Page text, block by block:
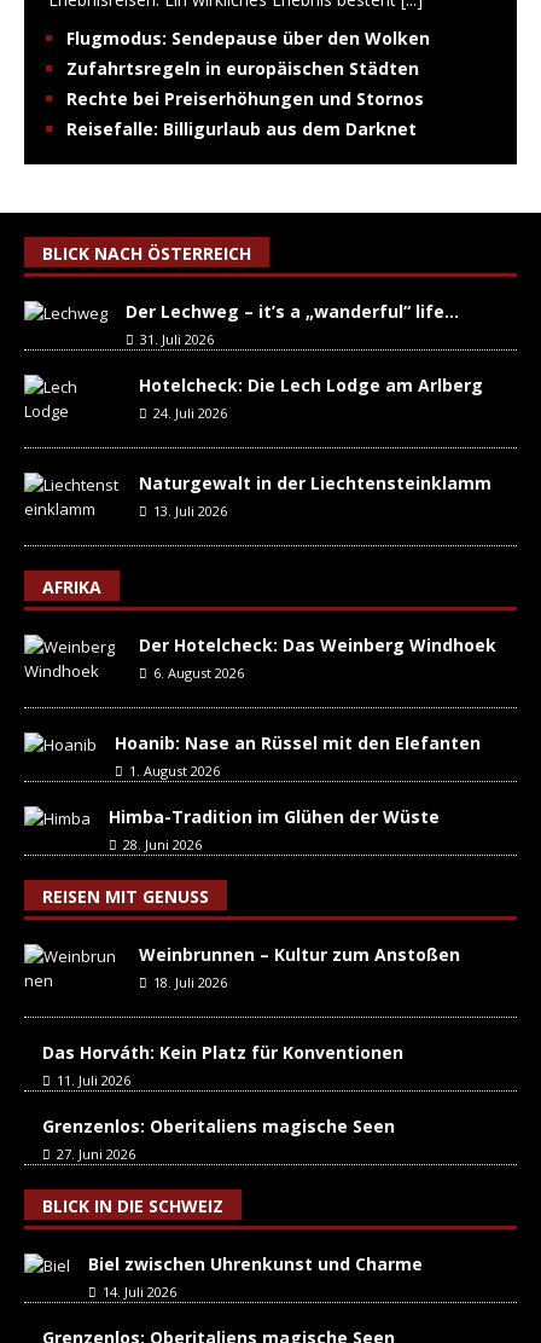
Flugmodus: Sendepause über den Wolken
Zufahrtsregeln in europäischen Städten
Rechte bei Preiserhöhungen und Stornos
Reisefalle: Billigurlaub aus dem Darknet
BLICK NACH ÖSTERREICH
Der Lechweg – it’s a „wanderful“ life…
31. Juli 2026
Hotelcheck: Die Lech Lodge am Arlberg
24. Juli 2026
Naturgewalt in der Liechtensteinklamm
13. Juli 2026
AFRIKA
Der Hotelcheck: Das Weinberg Windhoek
6. August 2026
Hoanib: Nase an Rüssel mit den Elefanten
1. August 2026
Himba-Tradition im Glühen der Wüste
28. Juni 2026
REISEN MIT GENUSS
Weinbrunnen – Kultur zum Anstoßen
18. Juli 2026
Das Horváth: Kein Platz für Konventionen
11. Juli 2026
Grenzenlos: Oberitaliens magische Seen
27. Juni 2026
BLICK IN DIE SCHWEIZ
Biel zwischen Uhrenkunst und Charme
14. Juli 2026
Grenzenlos: Oberitaliens magische Seen